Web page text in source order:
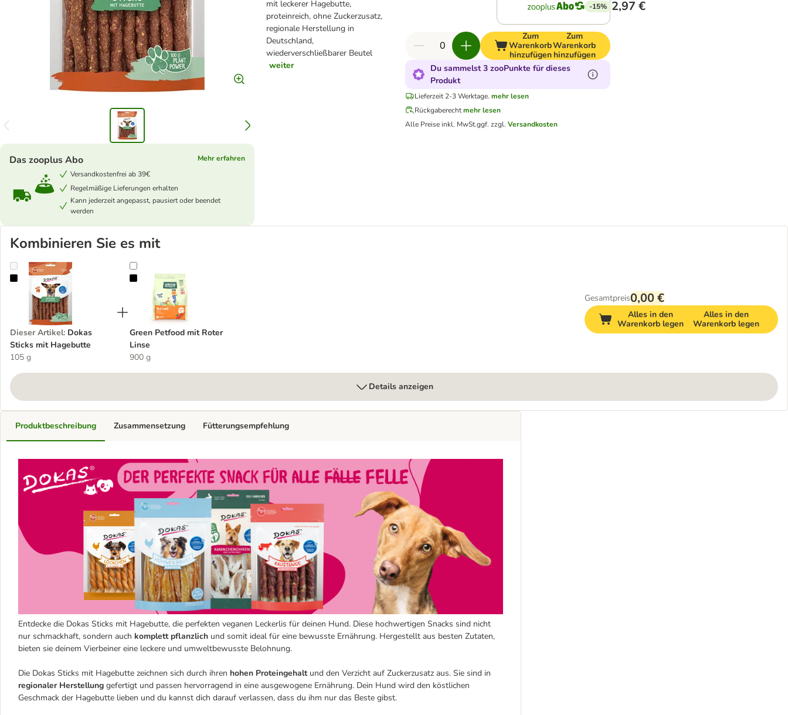
mit leckerer Hagebutte,
proteinreich, ohne Zuckerzusatz,
regionale Herstellung in
Deutschland,
wiederverschließbarer Beutel
weiter
Das zooplus Abo
Mehr erfahren
Versandkostenfrei ab 39€
Regelmäßige Lieferungen erhalten
Kann jederzeit angepasst, pausiert oder beendet
werden
-15% 2,97 €
Zum
Warenkorb
hinzufügen
Zum
Warenkorb
hinzufügen
Du sammelst 3 zooPunkte für dieses
Produkt
Lieferzeit 2-3 Werktage. mehr lesen
Rückgaberechtmehr lesen
Alle Preise inkl. MwSt.ggf. zzgl.Versandkosten
Kombinieren Sie es mit
Dokas Sticks mit Hagebutte
Dieser Artikel: Dokas
Sticks mit Hagebutte
105 g
Green Petfood mit Roter Linse
Green Petfood mit Roter
Linse
900 g
Gesamtpreis0,00 €
Alles in den
Warenkorb legen
Alles in den
Warenkorb legen
Details anzeigen
Produktbeschreibung
Entdecke die Dokas Sticks mit Hagebutte, die perfekten veganen Leckerlis für deinen Hund. Diese hochwertigen Snacks sind nicht
nur schmackhaft, sondern auch komplett pflanzlich und somit ideal für eine bewusste Ernährung. Hergestellt aus besten Zutaten,
bieten sie deinem Vierbeiner eine leckere und umweltbewusste Belohnung.
Die Dokas Sticks mit Hagebutte zeichnen sich durch ihren hohen Proteingehaltund den Verzicht auf Zuckerzusatz aus. Sie sind in
regionaler Herstellung gefertigt und passen hervorragend in eine ausgewogene Ernährung. Dein Hund wird den köstlichen
Geschmack der Hagebutte lieben und du kannst dich darauf verlassen, dass du ihm nur das Beste gibst.
Zusammensetzung Fütterungsempfehlung